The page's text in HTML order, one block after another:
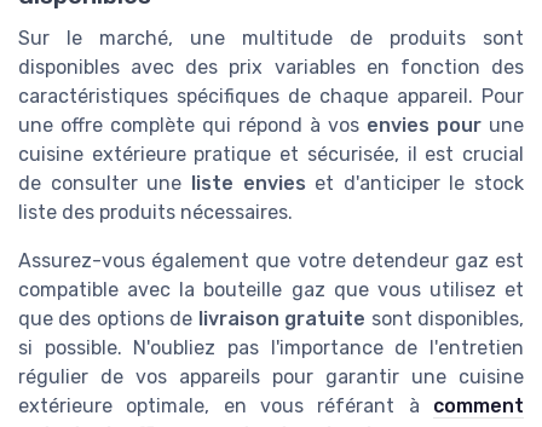
Sur le marché, une multitude de produits sont
disponibles avec des prix variables en fonction des
caractéristiques spécifiques de chaque appareil. Pour
une offre complète qui répond à vos envies pour une
cuisine extérieure pratique et sécurisée, il est crucial
de consulter une liste envies et d'anticiper le stock
liste des produits nécessaires.
Assurez-vous également que votre detendeur gaz est
compatible avec la bouteille gaz que vous utilisez et
que des options de livraison gratuite sont disponibles,
si possible. N'oubliez pas l'importance de l'entretien
régulier de vos appareils pour garantir une cuisine
extérieure optimale, en vous référant à comment